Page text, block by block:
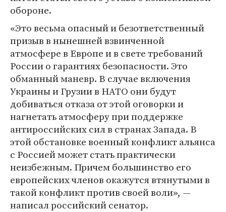
обороне.
«Это весьма опасный и безответственный
призыв в нынешней взвинченной
атмосфере в Европе и в свете требований
России о гарантиях безопасности. Это
обманный маневр. В случае включения
Украины и Грузии в НАТО они будут
добиваться отказа от этой оговорки и
нагнетать атмосферу при поддержке
антироссийских сил в странах Запада. В
этой обстановке военный конфликт альянса
с Россией может стать практически
неизбежным. Причем большинство его
европейских членов окажутся втянутыми в
такой конфликт против своей воли», —
написал российский сенатор.